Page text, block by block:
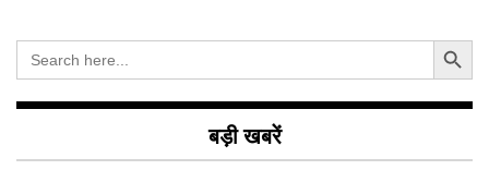
Search
for:
Search Button
बड़ी खबरें